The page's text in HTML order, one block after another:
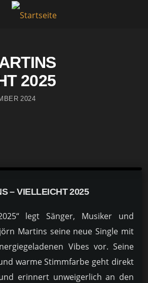
2025
2024
– VIELLEICHT 2025
legt Sänger, Musiker und
Martins seine neue Single mit
Vibes vor. Seine
warme Stimmfarbe geht direkt
erinnert unweigerlich an den